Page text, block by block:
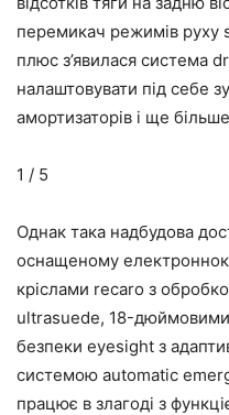
перемикач режимів руху
плюс з’явилася система
налаштовувати під себе
амортизаторів і ще
1 / 5
Однак така надбудова
оснащеному
кріслами recaro з
ultrasuede, 18-
безпеки eyesight з
системою automatic
працює в злагоді з